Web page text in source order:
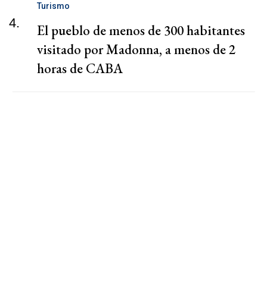
4.
Turismo
El pueblo de menos de 300 habitantes
visitado por Madonna, a menos de 2
horas de CABA